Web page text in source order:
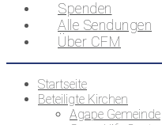
Spenden
Alle Sendungen
Über CFM
Startseite
Beteiligte Kirchen
Agape Gemeinde